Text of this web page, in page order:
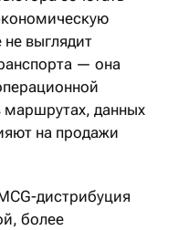
выглядит
— она
данных
на продажи
дистрибуция
более